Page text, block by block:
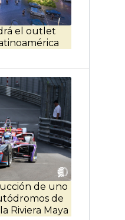
el outlet
de uno
de
Riviera Maya